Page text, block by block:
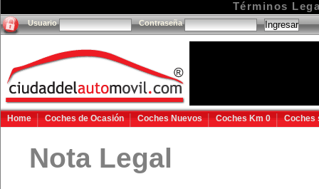
Términos
Usuario Contraseña
Home Coches de Ocasión Coches Nuevos Coches Km 0 Coches
Nota Legal